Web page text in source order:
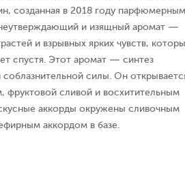
созданная в 2018 году парфюмерным
и изящный аромат —
и взрывных ярких чувств,
спустя. Этот аромат — синтез
силы. Он
фруктовой сливой и восхитительным
аккорды окружены сливочным
аккордом в базе.